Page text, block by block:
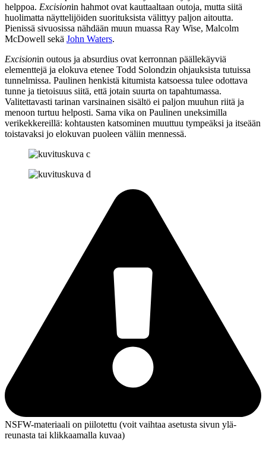
helppoa. Excisionin hahmot ovat kauttaaltaan outoja, mutta siitä
huolimatta näyttelijöiden suorituksista välittyy paljon aitoutta.
Pienissä sivuosissa nähdään muun muassa Ray Wise, Malcolm
McDowell sekä John Waters.
Excisionin outous ja absurdius ovat kerronnan päällekäyviä
elementtejä ja elokuva etenee Todd Solondzin ohjauksista tutuissa
tunnelmissa. Paulinen henkistä kitumista katsoessa tulee odottava
tunne ja tietoisuus siitä, että jotain suurta on tapahtumassa.
Valitettavasti tarinan varsinainen sisältö ei paljon muuhun riitä ja
menoon turtuu helposti. Sama vika on Paulinen uneksimilla
verikekkereillä: kohtausten katsominen muuttuu tympeäksi ja itseään
toistavaksi jo elokuvan puoleen väliin mennessä.
NSFW-materiaali on piilotettu (voit vaihtaa asetusta sivun ylä­
reunasta tai klikkaamalla kuvaa)